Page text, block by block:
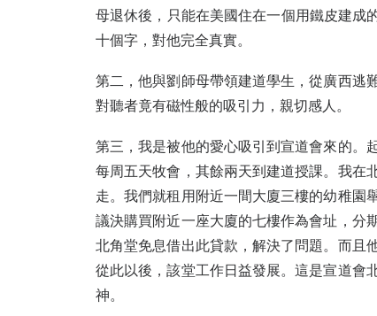
母退休後，只能在美國住在一個用鐵皮建成
十個字，對他完全真實。
第二，他與劉師母帶領建道學生，從廣西逃
對聽者竟有磁性般的吸引力，親切感人。
第三，我是被他的愛心吸引到宣道會來的。
每周五天牧會，其餘兩天到建道授課。我在
走。我們就租用附近一間大廈三樓的幼稚園
議決購買附近一座大廈的七樓作為會址，分
北角堂免息借出此貸款，解決了問題。而且
從此以後，該堂工作日益發展。這是宣道會
神。